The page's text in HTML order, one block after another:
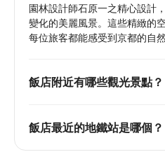
園林設計師石原一之精心設計
變化的美麗風景。這些精緻的
每位旅客都能感受到京都的自然
飯店附近有哪些觀光景點？
飯店最近的地鐵站是哪個？